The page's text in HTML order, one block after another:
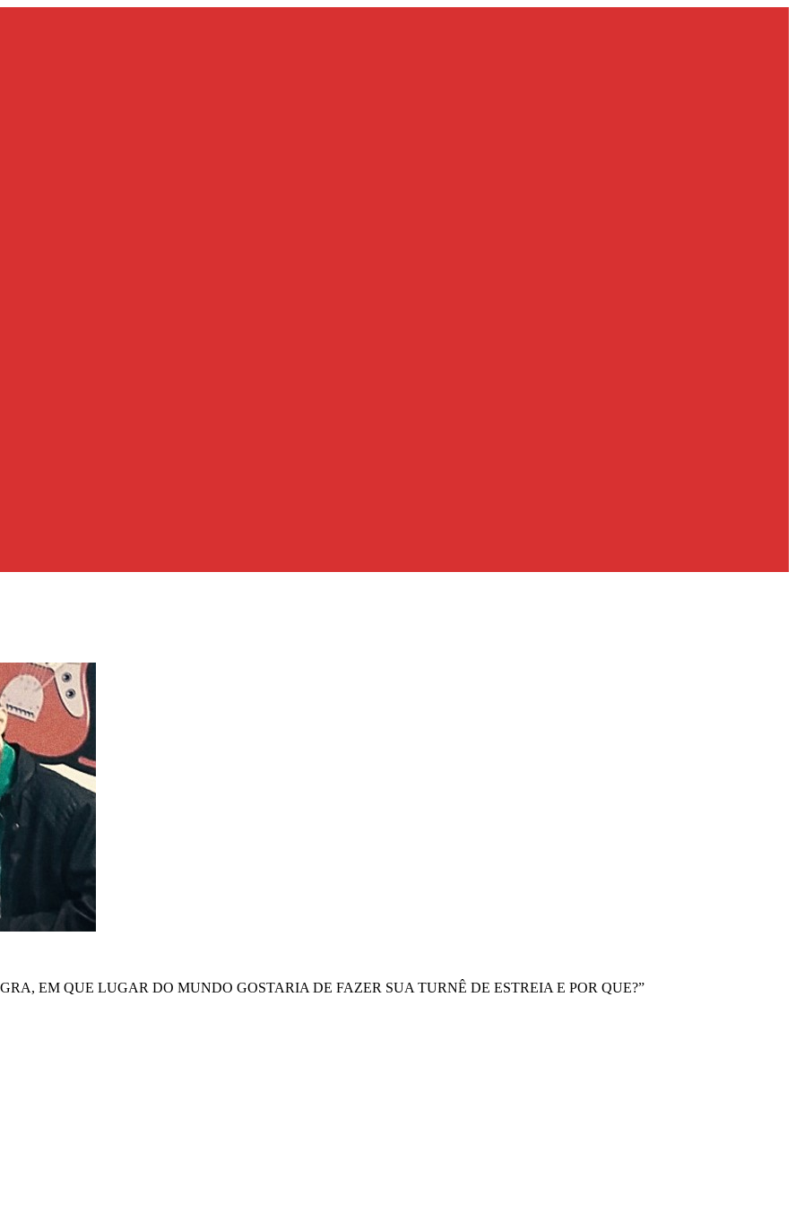
EM QUE LUGAR DO MUNDO GOSTARIA DE FAZER SUA TURNÊ DE ESTREIA E POR QUE?”